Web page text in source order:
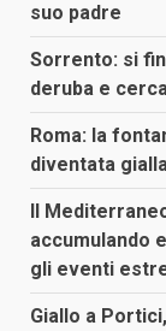
suo padre
Sorrento: si
deruba e
Roma: la
diventata
Il
accumulando
gli eventi
Giallo a